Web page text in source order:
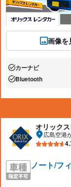
画像を
あり:カーナビ
あり:Bluetooth
オリック
広島空港
ノート/フ